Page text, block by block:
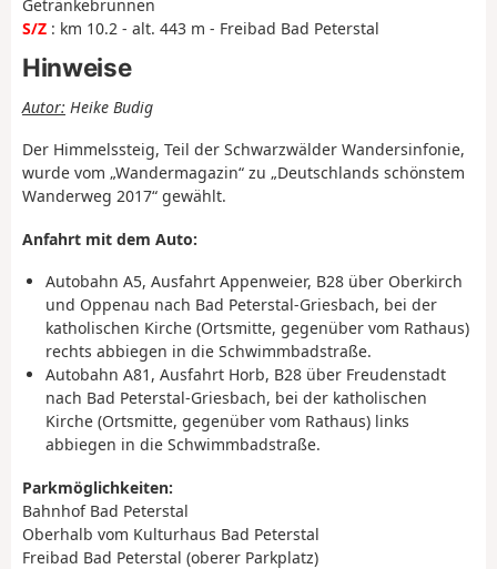
Getränkebrunnen
S/Z : km 10.2 - alt. 443 m - Freibad Bad Peterstal
Hinweise
Autor: Heike Budig
Der Himmelssteig, Teil der Schwarzwälder Wandersinfonie,
wurde vom „Wandermagazin“ zu „Deutschlands schönstem
Wanderweg 2017“ gewählt.
Anfahrt mit dem Auto:
Autobahn A5, Ausfahrt Appenweier, B28 über Oberkirch
und Oppenau nach Bad Peterstal-Griesbach, bei der
katholischen Kirche (Ortsmitte, gegenüber vom Rathaus)
rechts abbiegen in die Schwimmbadstraße.
Autobahn A81, Ausfahrt Horb, B28 über Freudenstadt
nach Bad Peterstal-Griesbach, bei der katholischen
Kirche (Ortsmitte, gegenüber vom Rathaus) links
abbiegen in die Schwimmbadstraße.
Parkmöglichkeiten:
Bahnhof Bad Peterstal
Oberhalb vom Kulturhaus Bad Peterstal
Freibad Bad Peterstal (oberer Parkplatz)